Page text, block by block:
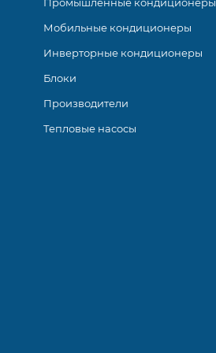
Мобильные кондиционеры
Инверторные кондиционеры
Блоки
Производители
Тепловые насосы